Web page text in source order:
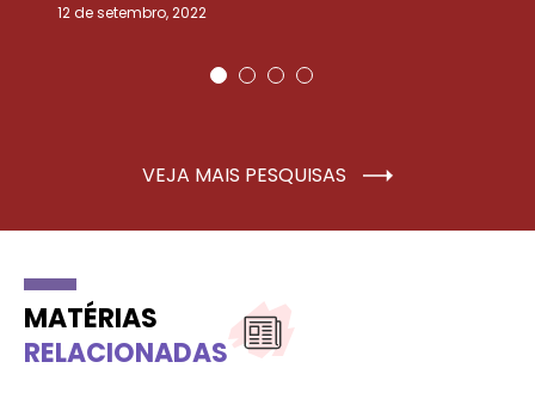
12 de setembro, 2022
VEJA MAIS PESQUISAS
MATÉRIAS
RELACIONADAS